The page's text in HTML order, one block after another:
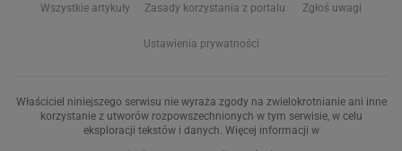
Wszystkie artykuły Zasady korzystania z portalu Zgłoś uwagi
Ustawienia prywatności
Właściciel niniejszego serwisu nie wyraża zgody na zwielokrotnianie ani inne
korzystanie z utworów rozpowszechnionych w tym serwisie, w celu
eksploracji tekstów i danych. Więcej informacji w